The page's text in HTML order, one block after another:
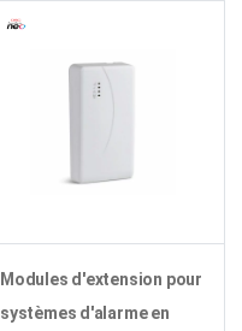
Modules d'extension pour
systèmes d'alarme en